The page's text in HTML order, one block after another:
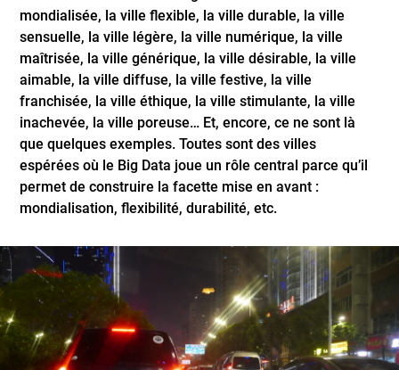
mondialisée, la ville flexible, la ville durable, la ville
sensuelle, la ville légère, la ville numérique, la ville
maîtrisée, la ville générique, la ville désirable, la ville
aimable, la ville diffuse, la ville festive, la ville
franchisée, la ville éthique, la ville stimulante, la ville
inachevée, la ville poreuse… Et, encore, ce ne sont là
que quelques exemples. Toutes sont des villes
espérées où le Big Data joue un rôle central parce qu’il
permet de construire la facette mise en avant :
mondialisation, flexibilité, durabilité, etc.